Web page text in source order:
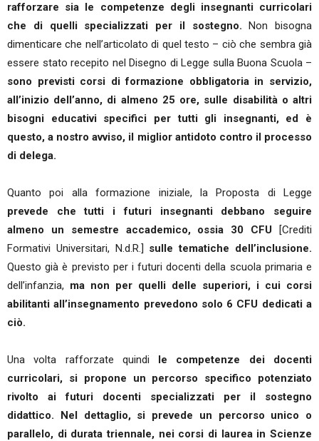
rafforzare sia le competenze degli insegnanti curricolari
che di quelli specializzati per il sostegno.Non bisogna
dimenticare che nell’articolato di quel testo – ciò che sembra già
essere stato recepito nel Disegno di Legge sulla Buona Scuola –
sono previsti corsi di formazione obbligatoria in servizio,
all’inizio dell’anno, di almeno 25 ore, sulle disabilità o altri
bisogni educativi specifici per tutti gli insegnanti, ed è
questo, a nostro avviso, il miglior antidoto contro il processo
di delega.
Quanto poi alla formazione iniziale, la Proposta di Legge
prevede che tutti i futuri insegnanti debbano seguire
almeno un semestre accademico, ossia 30 CFU
[Crediti
Formativi Universitari, N.d.R.] sulle tematiche dell’inclusione.
Questo già è previsto per i futuri docenti della scuola primaria e
dell’infanzia, ma non per quelli delle superiori, i cui corsi
abilitanti all’insegnamento prevedono solo 6 CFU dedicati a
ciò.
Una volta rafforzate quindi le competenze dei docenti
curricolari, si propone un percorso specifico potenziato
rivolto ai futuri docenti specializzati per il sostegno
didattico. Nel dettaglio, si prevede un percorso unico o
parallelo, di durata triennale, nei corsi di laurea in Scienze